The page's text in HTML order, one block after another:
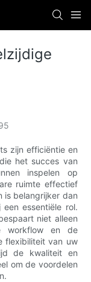
zijn efficiëntie en
het succes van
inspelen op
ruimte effectief
is belangrijker dan
essentiële rol.
niet alleen
workflow en de
flexibiliteit van uw
de kwaliteit en
om de voordelen